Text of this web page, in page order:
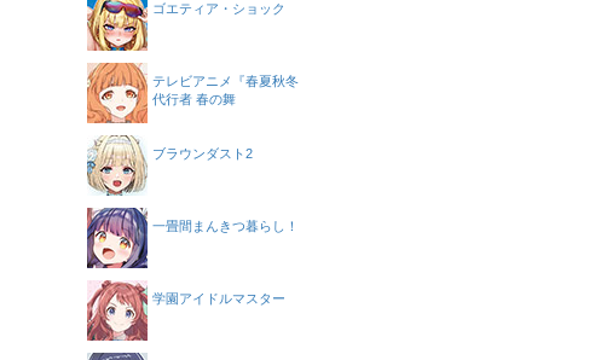
ゴエティア・ショック
テレビアニメ『春夏秋冬
代行者 春の舞
ブラウンダスト2
一畳間まんきつ暮らし！
学園アイドルマスター